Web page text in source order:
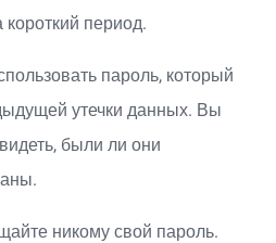
период.
пароль, который
утечки данных. Вы
были ли они
никому свой пароль.